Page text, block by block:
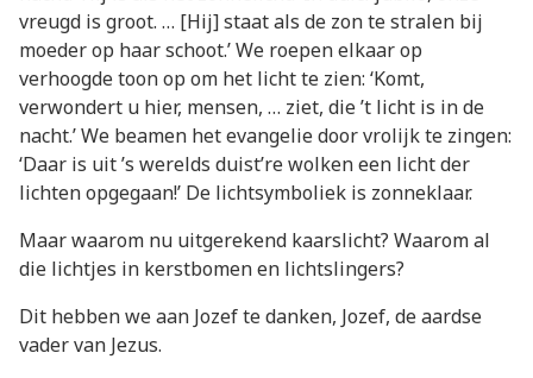
vreugd is groot. … [Hij] staat als de zon te stralen bij
moeder op haar schoot.’ We roepen elkaar op
verhoogde toon op om het licht te zien: ‘Komt,
verwondert u hier, mensen, … ziet, die ’t licht is in de
nacht.’ We beamen het evangelie door vrolijk te zingen:
‘Daar is uit ’s werelds duist’re wolken een licht der
lichten opgegaan!’ De lichtsymboliek is zonneklaar.
Maar waarom nu uitgerekend kaarslicht? Waarom al
die lichtjes in kerstbomen en lichtslingers?
Dit hebben we aan Jozef te danken, Jozef, de aardse
vader van Jezus.